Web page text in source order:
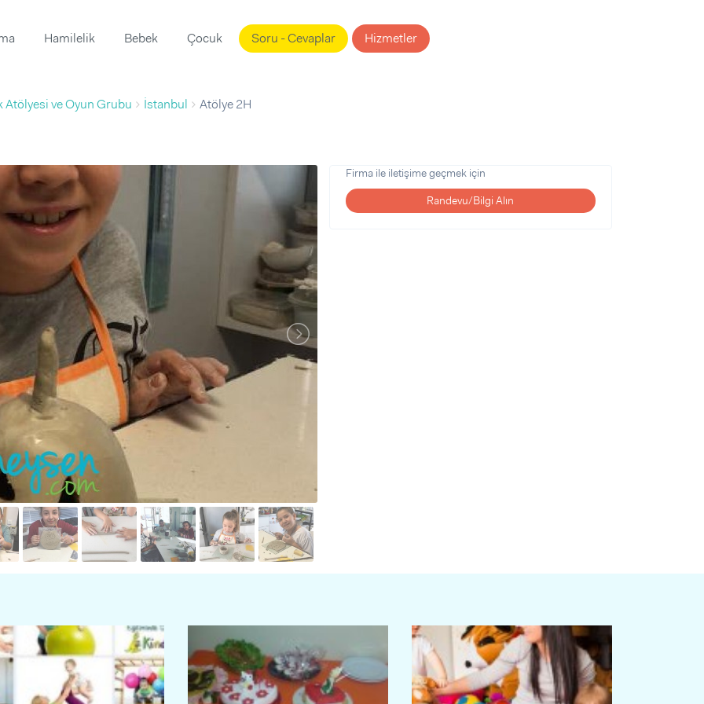
Hamilelik Bebek Çocuk Soru - Cevaplar Hizmetler
Atölyesi ve Oyun Grubu İstanbul Atölye 2H
Firma ile iletişime geçmek için
Randevu/Bilgi Alın